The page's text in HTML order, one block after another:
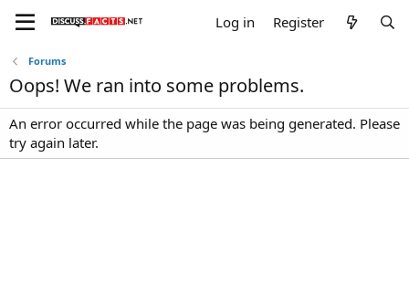
Log in Register
Forums
Oops! We ran into some problems.
An error occurred while the page was being generated. Please
try again later.